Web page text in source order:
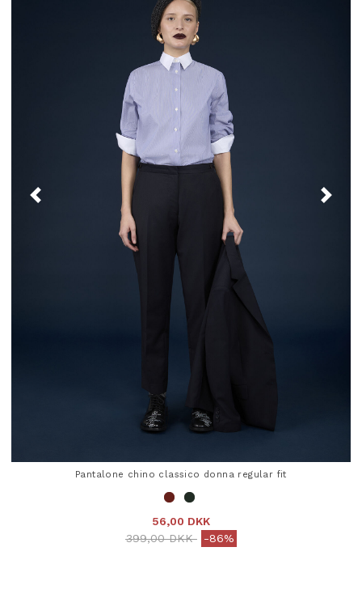
Pantalone chino classico donna regular fit
56,00 DKK
Price reduced from
399,00 DKKto-86%